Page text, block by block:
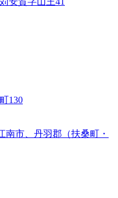
130
南市、丹羽郡（扶桑町・